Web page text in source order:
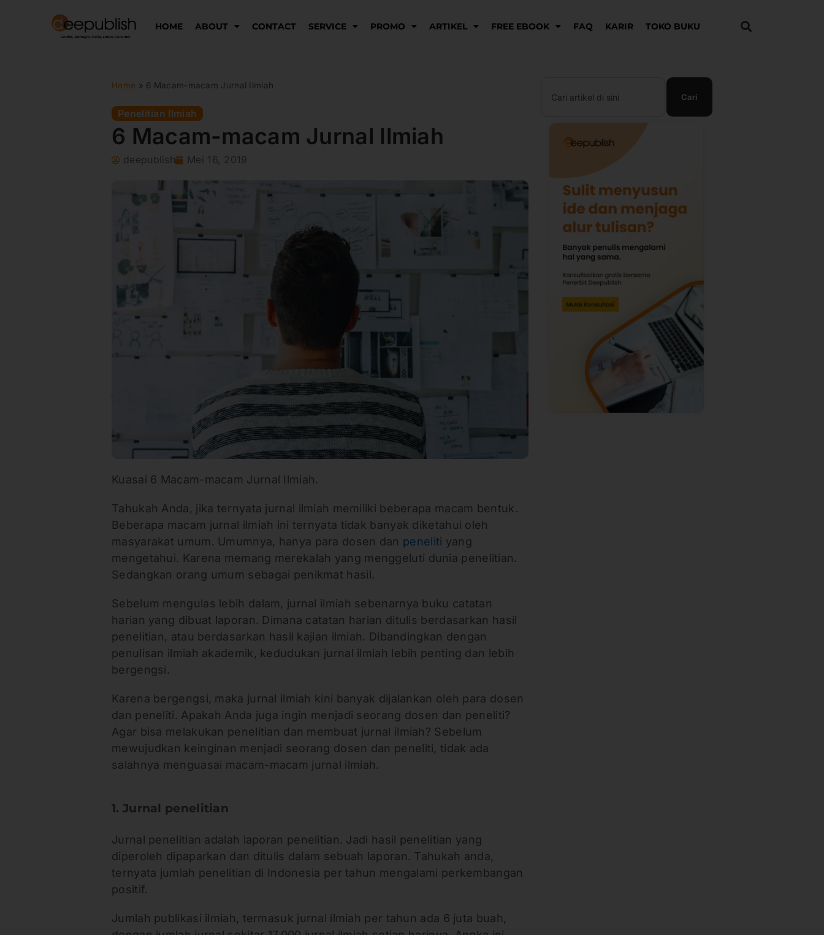
HOME ABOUT CONTACT SERVICE PROMO ARTIKEL FREE EBOOK FAQ KARIR TOKO BUKU
Home » 6 Macam-macam Jurnal Ilmiah
Penelitian Ilmiah
6 Macam-macam Jurnal Ilmiah
deepublish Mei 16, 2019
Kuasai 6 Macam-macam Jurnal Ilmiah.
Tahukah Anda, jika ternyata jurnal ilmiah memiliki beberapa macam bentuk.
Beberapa macam jurnal ilmiah ini ternyata tidak banyak diketahui oleh
masyarakat umum. Umumnya, hanya para dosen dan peneliti yang
mengetahui. Karena memang merekalah yang menggeluti dunia penelitian.
Sedangkan orang umum sebagai penikmat hasil.
Sebelum mengulas lebih dalam, jurnal ilmiah sebenarnya buku catatan
harian yang dibuat laporan. Dimana catatan harian ditulis berdasarkan hasil
penelitian, atau berdasarkan hasil kajian ilmiah. Dibandingkan dengan
penulisan ilmiah akademik, kedudukan jurnal ilmiah lebih penting dan lebih
bergengsi.
Karena bergengsi, maka jurnal ilmiah kini banyak dijalankan oleh para dosen
dan peneliti. Apakah Anda juga ingin menjadi seorang dosen dan peneliti?
Agar bisa melakukan penelitian dan membuat jurnal ilmiah? Sebelum
mewujudkan keinginan menjadi seorang dosen dan peneliti, tidak ada
salahnya menguasai macam-macam jurnal ilmiah.
1. Jurnal penelitian
Jurnal penelitian adalah laporan penelitian. Jadi hasil penelitian yang
diperoleh dipaparkan dan ditulis dalam sebuah laporan. Tahukah anda,
ternyata jumlah penelitian di Indonesia per tahun mengalami perkembangan
positif.
Jumlah publikasi ilmiah, termasuk jurnal ilmiah per tahun ada 6 juta buah,
Cari